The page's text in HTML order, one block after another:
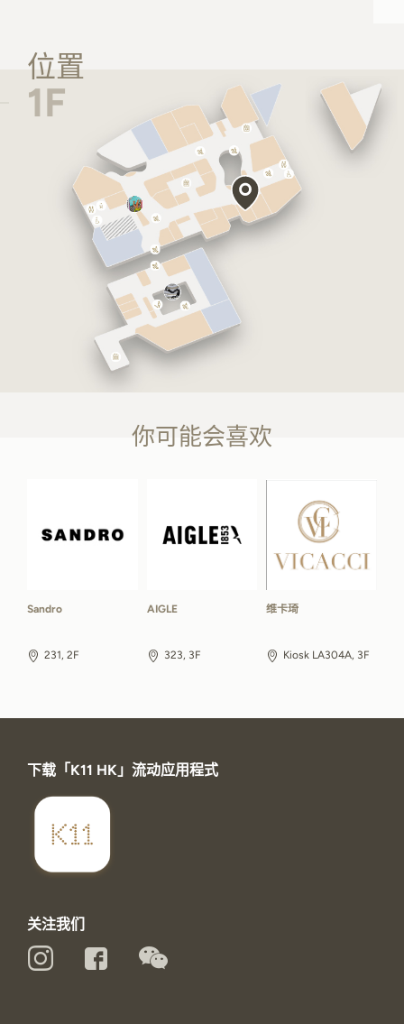
位置
1F
你可能会喜欢
Sandro
231, 2F
AIGLE
323, 3F
维卡琦
Kiosk LA304A, 3F
下载「K11 HK」流动应用程式
关注我们